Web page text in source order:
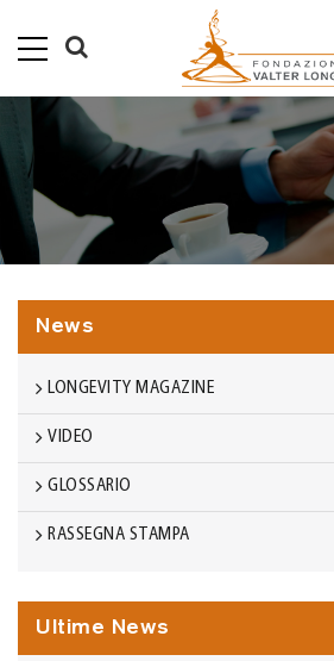
News
LONGEVITY MAGAZINE
VIDEO
GLOSSARIO
RASSEGNA STAMPA
Ultime News